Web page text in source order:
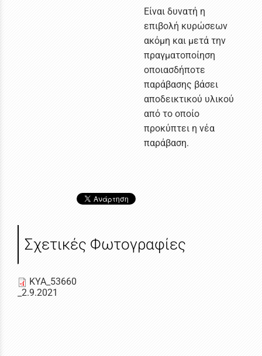
Είναι δυνατή η
επιβολή κυρώσεων
ακόμη και μετά την
πραγματοποίηση
οποιασδήποτε
παράβασης βάσει
αποδεικτικού υλικού
από το οποίο
προκύπτει η νέα
παράβαση.
Σχετικές Φωτογραφίες
ΚΥΑ_53660
_2.9.2021